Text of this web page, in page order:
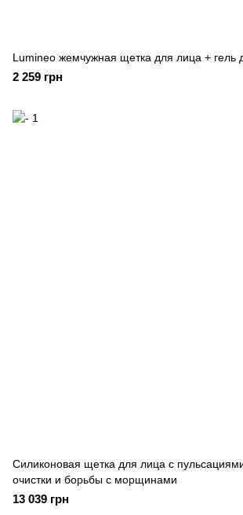
Lumineo жемчужная щетка для лица + гель
2 259 грн
Силиконовая щетка для лица с
очистки и борьбы с морщинами
13 039 грн